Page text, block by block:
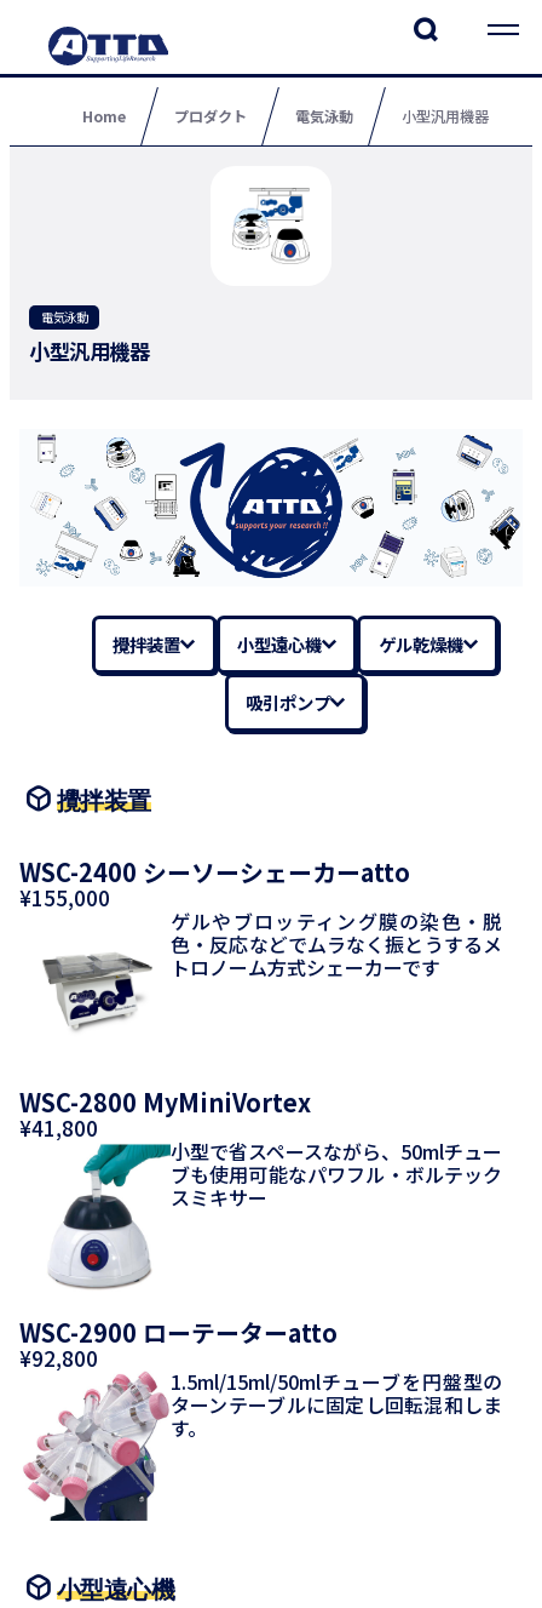
Home プロダクト 電気泳動 小型汎用機器
電気泳動
小型汎用機器
攪拌装置 小型遠心機 ゲル乾燥機
吸引ポンプ
攪拌装置
WSC-2400 シーソーシェーカーatto
¥155,000
ゲルやブロッティング膜の染色・脱
色・反応などでムラなく振とうするメ
トロノーム方式シェーカーです
WSC-2800 MyMiniVortex
¥41,800
小型で省スペースながら、50mlチュー
ブも使用可能なパワフル・ボルテック
スミキサー
WSC-2900 ローテーターatto
¥92,800
1.5ml/15ml/50mlチューブを円盤型の
ターンテーブルに固定し回転混和しま
す。
小型遠心機